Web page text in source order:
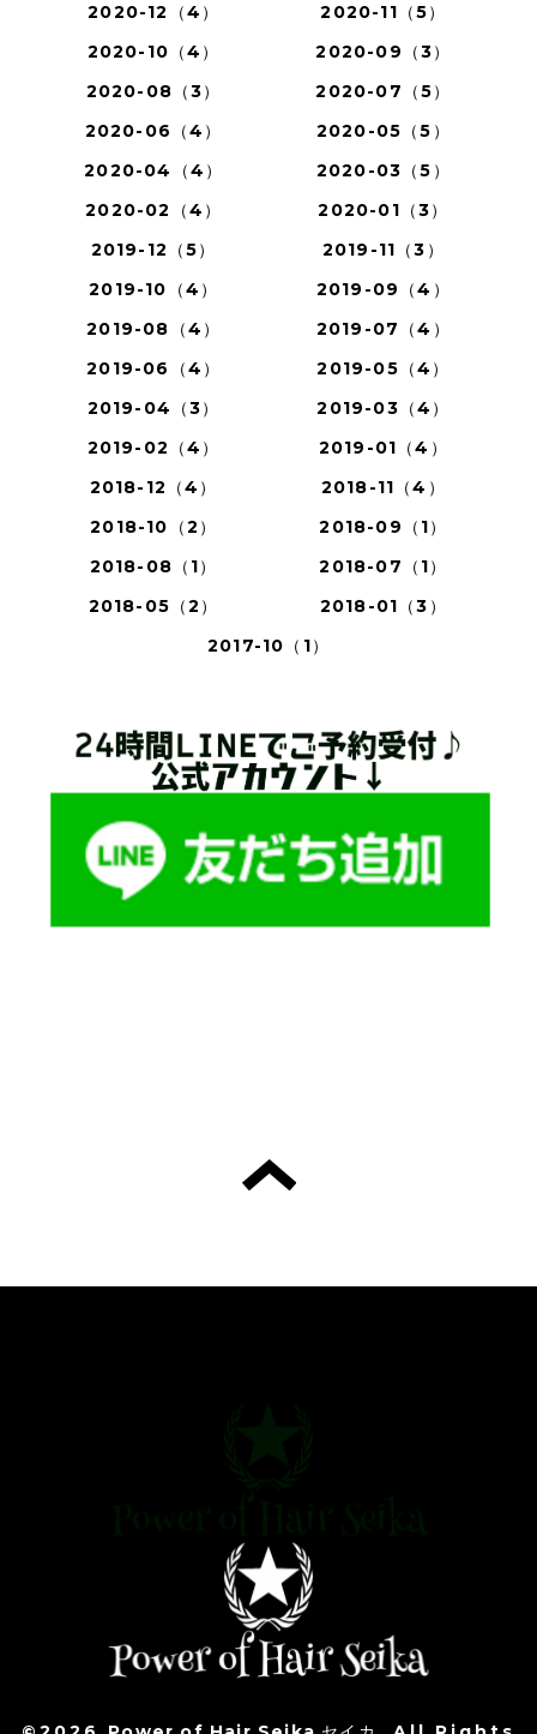
2020-12（4）
2020-11（5）
2020-10（4）
2020-09（3）
2020-08（3）
2020-07（5）
2020-06（4）
2020-05（5）
2020-04（4）
2020-03（5）
2020-02（4）
2020-01（3）
2019-12（5）
2019-11（3）
2019-10（4）
2019-09（4）
2019-08（4）
2019-07（4）
2019-06（4）
2019-05（4）
2019-04（3）
2019-03（4）
2019-02（4）
2019-01（4）
2018-12（4）
2018-11（4）
2018-10（2）
2018-09（1）
2018-08（1）
2018-07（1）
2018-05（2）
2018-01（3）
2017-10（1）